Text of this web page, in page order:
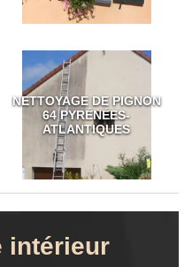
NETTOYAGE DE PIGNON
64 PYRÉNÉES-
ATLANTIQUES
intérieur